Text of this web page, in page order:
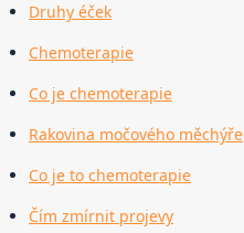
Druhy éček
Chemoterapie
Co je chemoterapie
Rakovina močového měchýře
Co je to chemoterapie
Čím zmírnit projevy